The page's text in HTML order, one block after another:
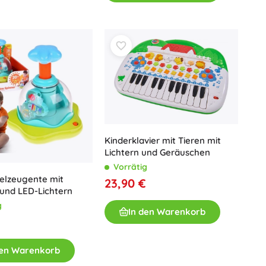
One Piece
Gabbys magisches Haus
Interaktive Plüschtiere
Anhänger
Plüschtiere und Schmusetücher für die Kleinsten
Mehr anzeigen
Kinderzimmer
Nachtlichter und Projektoren
Stauraum
Hüpfspielzeuge und Wippgeräte
Zelte und Spielhäuser
mit
LED-Lichtern
Warenkorb
Kinderklavier mit Tieren mit
Lichtern und Geräuschen
Vorrätig
23,90 €
In den Warenkorb